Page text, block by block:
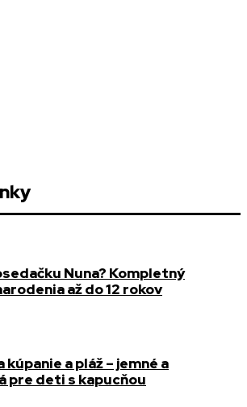
Nuna? Kompletný
až do 12 rokov
kúpanie a pláž – jemné a
pre deti s kapucňou